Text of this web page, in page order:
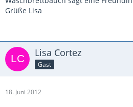
Grüße Lisa
Lisa Cortez
Gast
18. Juni 2012